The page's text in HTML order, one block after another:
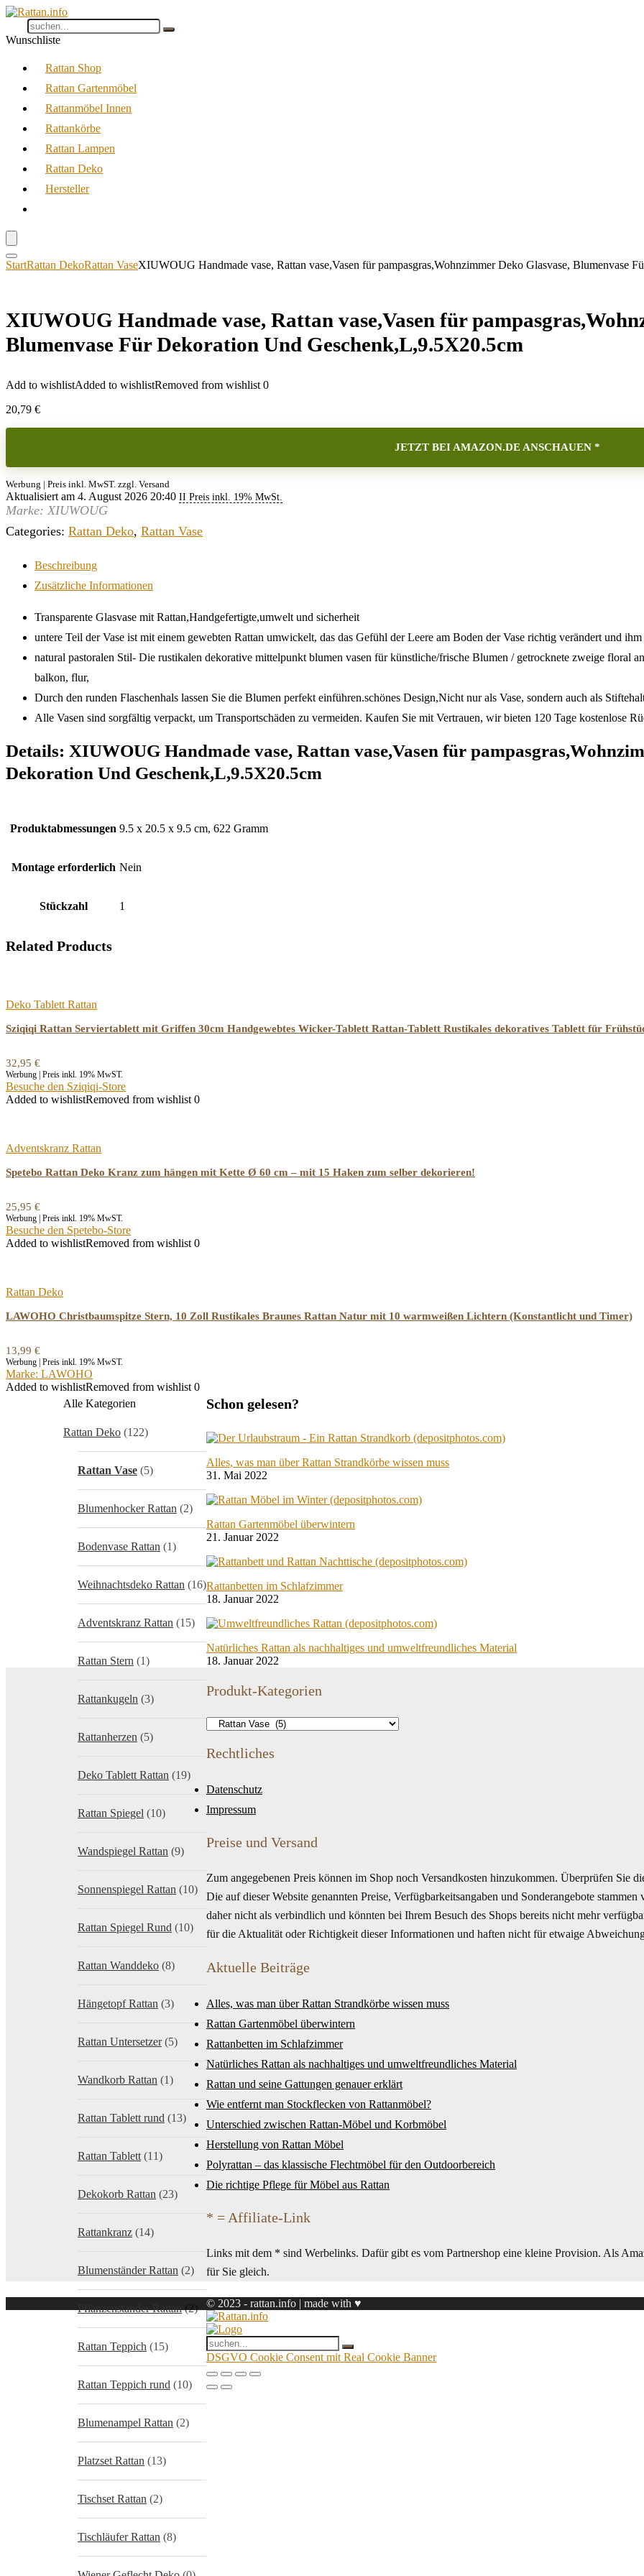
Wunschliste
Rattan Shop
Rattan Gartenmöbel
Rattanmöbel Innen
Rattankörbe
Rattan Lampen
Rattan Deko
Hersteller
StartRattan DekoRattan VaseXIUWOUG Handmade vase, Rattan vase,Vasen für pampasgras,Wohnzimmer Deko Glasvase, Blumenvase
XIUWOUG Handmade vase, Rattan vase,Vasen für
Blumenvase Für Dekoration Und Geschenk,L,9.5X20.5cm
Add to wishlistAdded to wishlistRemoved from wishlist 0
20,79 €
JETZT BEI AMAZON.DE ANSCHAUEN *
Werbung | Preis inkl. MwST. zzgl. Versand
Aktualisiert am 4. August 2026 20:40 II Preis inkl. 19% MwSt.
Marke: XIUWOUG
Categories: Rattan Deko, Rattan Vase
Beschreibung
Zusätzliche Informationen
Transparente Glasvase mit Rattan,Handgefertigte,umwelt und sicherheit
untere Teil der Vase ist mit einem gewebten Rattan umwickelt, das das Gefühl der Leere am Boden der Vase richtig verändert und
natural pastoralen Stil- Die rustikalen dekorative mittelpunkt blumen vasen für künstliche/frische Blumen / getrocknete zweige floral
balkon, flur,
Durch den runden Flaschenhals lassen Sie die Blumen perfekt einführen.schönes Design,Nicht nur als Vase, sondern auch als
Alle Vasen sind sorgfältig verpackt, um Transportschäden zu vermeiden. Kaufen Sie mit Vertrauen, wir bieten 120 Tage kostenlose
Details: XIUWOUG Handmade vase, Rattan vase,Vasen für
Dekoration Und Geschenk,L,9.5X20.5cm
Produktabmessungen ‎9.5 x 20.5 x 9.5 cm, 622 Gramm
Montage erforderlich ‎Nein
Stückzahl ‎1
Related Products
Deko Tablett Rattan
Sziqiqi Rattan Serviertablett mit Griffen 30cm Handgewebtes Wicker-Tablett Rattan-Tablett Rustikales dekoratives Tablett für
32,95 €
Werbung | Preis inkl. 19% MwST.
Besuche den Sziqiqi-Store
Added to wishlistRemoved from wishlist 0
Adventskranz Rattan
Spetebo Rattan Deko Kranz zum hängen mit Kette Ø 60 cm – mit 15 Haken zum selber dekorieren!
25,95 €
Werbung | Preis inkl. 19% MwST.
Besuche den Spetebo-Store
Added to wishlistRemoved from wishlist 0
Rattan Deko
LAWOHO Christbaumspitze Stern, 10 Zoll Rustikales Braunes Rattan Natur mit 10 warmweißen Lichtern (Konstantlicht und Timer)
13,99 €
Werbung | Preis inkl. 19% MwST.
Marke: LAWOHO
Added to wishlistRemoved from wishlist 0
Alle Kategorien
Rattan Deko (122)
Rattan Vase (5)
Blumenhocker Rattan (2)
Bodenvase Rattan (1)
Weihnachtsdeko Rattan (16)
Adventskranz Rattan (15)
Rattan Stern (1)
Rattankugeln (3)
Rattanherzen (5)
Deko Tablett Rattan (19)
Rattan Spiegel (10)
Wandspiegel Rattan (9)
Sonnenspiegel Rattan (10)
Rattan Spiegel Rund (10)
Rattan Wanddeko (8)
Hängetopf Rattan (3)
Rattan Untersetzer (5)
Wandkorb Rattan (1)
Rattan Tablett rund (13)
Rattan Tablett (11)
Dekokorb Rattan (23)
Rattankranz (14)
Blumenständer Rattan (2)
Pflanzenständer Rattan (2)
Rattan Teppich (15)
Rattan Teppich rund (10)
Blumenampel Rattan (2)
Platzset Rattan (13)
Tischset Rattan (2)
Tischläufer Rattan (8)
Schon gelesen?
Alles, was man über Rattan Strandkörbe wissen muss
31. Mai 2022
Rattan Gartenmöbel überwintern
21. Januar 2022
Rattanbetten im Schlafzimmer
18. Januar 2022
Natürliches Rattan als nachhaltiges und umweltfreundliches Material
18. Januar 2022
Produkt-Kategorien
Rechtliches
Datenschutz
Impressum
Preise und Versand
Zum angegebenen Preis können im Shop noch Versandkosten hinzukommen. Überprüfen Sie
Die auf dieser Website genannten Preise, Verfügbarkeitsangaben und Sonderangebote
daher nicht als verbindlich und könnten bei Ihrem Besuch des Shops bereits nicht mehr
für die Aktualität oder Richtigkeit dieser Informationen und haften nicht für etwaige
Aktuelle Beiträge
Alles, was man über Rattan Strandkörbe wissen muss
Rattan Gartenmöbel überwintern
Rattanbetten im Schlafzimmer
Natürliches Rattan als nachhaltiges und umweltfreundliches Material
Rattan und seine Gattungen genauer erklärt
Wie entfernt man Stockflecken von Rattanmöbel?
Unterschied zwischen Rattan-Möbel und Korbmöbel
Herstellung von Rattan Möbel
Polyrattan – das klassische Flechtmöbel für den Outdoorbereich
Die richtige Pflege für Möbel aus Rattan
* = Affiliate-Link
Links mit dem * sind Werbelinks. Dafür gibt es vom Partnershop eine kleine Provision. Als
für Sie gleich.
© 2023 - rattan.info | made with ♥
DSGVO Cookie Consent mit Real Cookie Banner